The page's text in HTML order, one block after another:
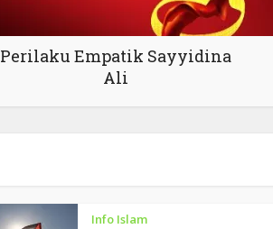
Perilaku Empatik Sayyidina
Ali
Info Islam